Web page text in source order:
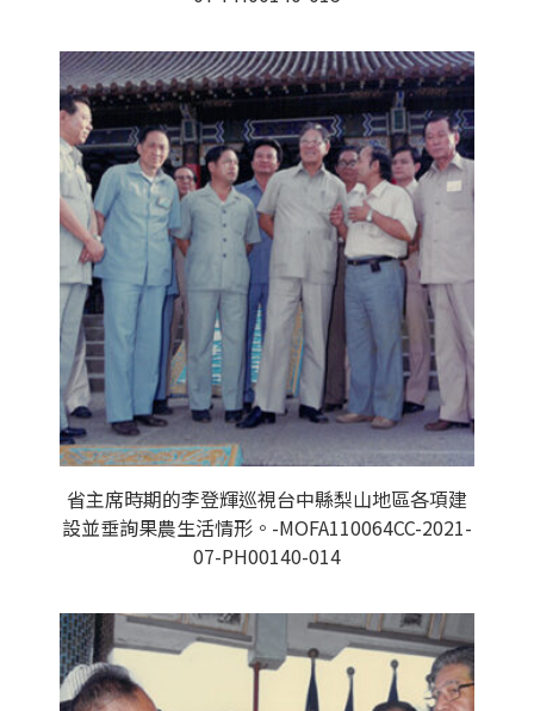
省主席時期的李登輝巡視台中縣梨山地區各項建
設並垂詢果農生活情形。-MOFA110064CC-2021-
07-PH00140-014